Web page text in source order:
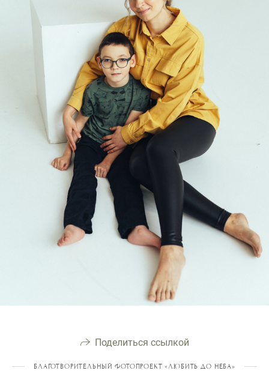
Поделиться ссылкой
БЛАГОТВОРИТЕЛЬНЫЙ ФОТОПРОЕКТ «ЛЮБИТЬ ДО НЕБА»